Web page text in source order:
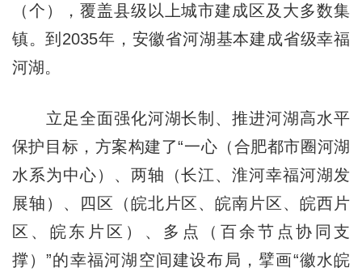
（个），覆盖县级以上城市建成区及大多数集
镇。到2035年，安徽省河湖基本建成省级幸福
河湖。
立足全面强化河湖长制、推进河湖高水平
保护目标，方案构建了“一心（合肥都市圈河湖
水系为中心）、两轴（长江、淮河幸福河湖发
展轴）、四区（皖北片区、皖南片区、皖西片
区、皖东片区）、多点（百余节点协同支
撑）”的幸福河湖空间建设布局，擘画“徽水皖